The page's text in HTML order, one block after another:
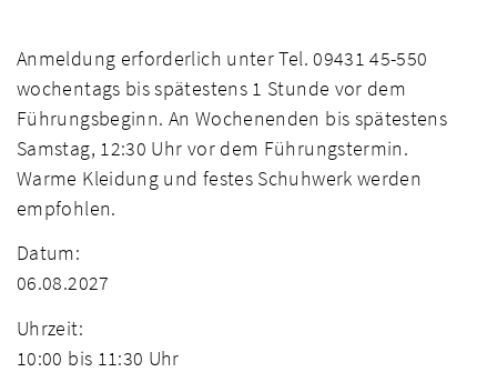
Anmeldung erforderlich unter Tel. 09431 45-550
wochentags bis spätestens 1 Stunde vor dem
Führungsbeginn. An Wochenenden bis spätestens
Samstag, 12:30 Uhr vor dem Führungstermin.
Warme Kleidung und festes Schuhwerk werden
empfohlen.
Datum:
06.08.2027
Uhrzeit:
10:00 bis 11:30 Uhr